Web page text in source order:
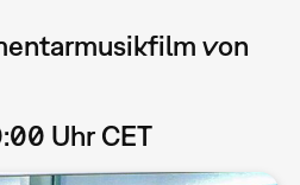
von
Uhr CET